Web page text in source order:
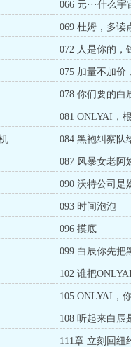
066 元···什么宇
069 杜姆，多读
072 人是你的，
075 加量不加价
078 你们要的白
081 ONLYAI，
会合地点
084 黑袍纠察队
087 风暴女老阿
090 沃特公司是
093 时间泡泡
096 摸底
099 白辰你先把
102 谁把
105 ONLYAI，
108 听起来白辰
111章 立刻回纽